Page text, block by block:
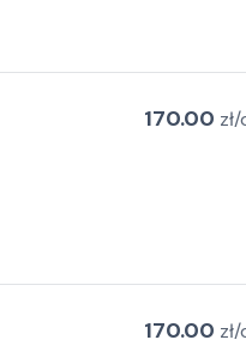
170.00 zł/
170.00 zł/